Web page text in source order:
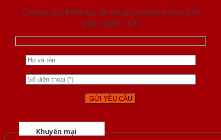
Chúng tôi sẽ liên lạc lại với quý khách trong thời
gian ngắn nhất
Khuyến mại